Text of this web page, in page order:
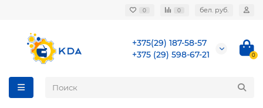
0 0 бел. руб.
+375(29) 187-58-57
+375 (29) 598-67-21
0